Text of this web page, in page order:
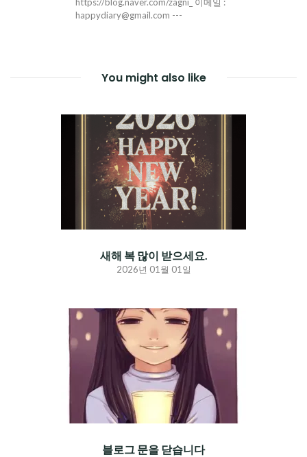
happydiary@gmail.com ---
You might also like
새해 복 많이 받으세요.
2026년 01월 01일
블로그 문을 닫습니다